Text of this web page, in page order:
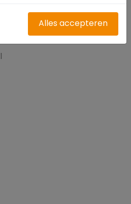
Alles accepteren